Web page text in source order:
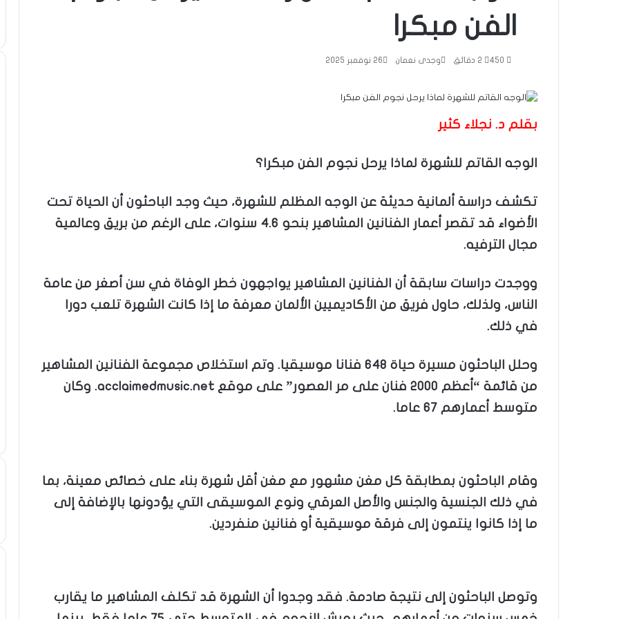
الفن مبكرا
وجدى نعمان 26 نوفمبر 2025
بقلم د. نجلاء كثير
الوجه القاتم للشهرة لماذا يرحل نجوم الفن مبكرا؟
تكشف دراسة ألمانية حديثة عن الوجه المظلم للشهرة، حيث وجد الباحثون أن الحياة تحت
الأضواء قد تقصر أعمار الفنانين المشاهير بنحو 4.6 سنوات، على الرغم من بريق وعالمية
مجال الترفيه.
ووجدت دراسات سابقة أن الفنانين المشاهير يواجهون خطر الوفاة في سن أصغر من عامة
الناس، ولذلك، حاول فريق من الأكاديميين الألمان معرفة ما إذا كانت الشهرة تلعب دورا
في ذلك.
وحلل الباحثون مسيرة حياة 648 فنانا موسيقيا. وتم استخلاص مجموعة الفنانين المشاهير
من قائمة “أعظم 2000 فنان على مر العصور” على موقع acclaimedmusic.net. وكان
متوسط أعمارهم 67 عاما.
وقام الباحثون بمطابقة كل مغن مشهور مع مغن أقل شهرة بناء على خصائص معينة، بما
في ذلك الجنسية والجنس والأصل العرقي ونوع الموسيقى التي يؤدونها بالإضافة إلى
ما إذا كانوا ينتمون إلى فرقة موسيقية أو فنانين منفردين.
وتوصل الباحثون إلى نتيجة صادمة. فقد وجدوا أن الشهرة قد تكلف المشاهير ما يقارب